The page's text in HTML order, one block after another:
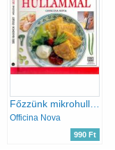
Officina Nova
990 Ft